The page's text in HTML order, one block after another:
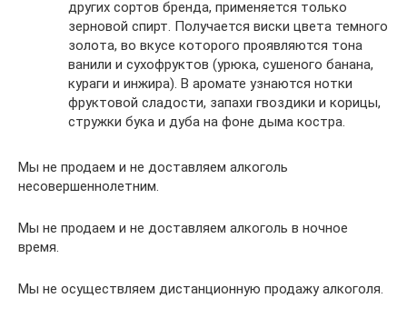
других сортов бренда, применяется только
зерновой спирт. Получается виски цвета темного
золота, во вкусе которого проявляются тона
ванили и сухофруктов (урюка, сушеного банана,
кураги и инжира). В аромате узнаются нотки
фруктовой сладости, запахи гвоздики и корицы,
стружки бука и дуба на фоне дыма костра.
Мы не продаем и не доставляем алкоголь
несовершеннолетним.
Мы не продаем и не доставляем алкоголь в ночное
время.
Мы не осуществляем дистанционную продажу алкоголя.